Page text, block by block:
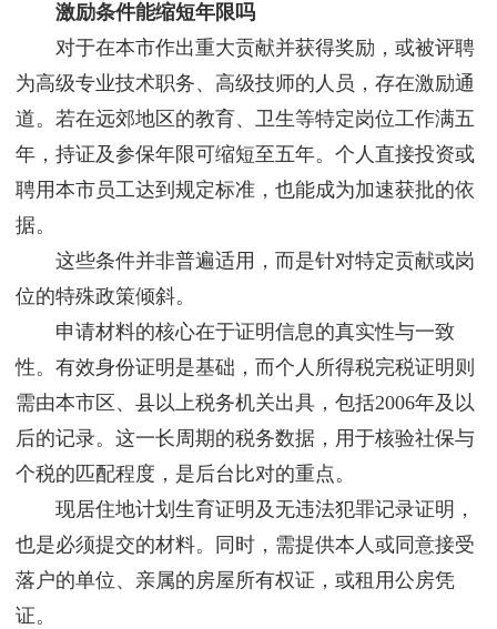
激励条件能缩短年限吗
对于在本市作出重大贡献并获得奖励，或被评聘
为高级专业技术职务、高级技师的人员，存在激励通
道。若在远郊地区的教育、卫生等特定岗位工作满五
年，持证及参保年限可缩短至五年。个人直接投资或
聘用本市员工达到规定标准，也能成为加速获批的依
据。
这些条件并非普遍适用，而是针对特定贡献或岗
位的特殊政策倾斜。
申请材料的核心在于证明信息的真实性与一致
性。有效身份证明是基础，而个人所得税完税证明则
需由本市区、县以上税务机关出具，包括2006年及以
后的记录。这一长周期的税务数据，用于核验社保与
个税的匹配程度，是后台比对的重点。
现居住地计划生育证明及无违法犯罪记录证明，
也是必须提交的材料。同时，需提供本人或同意接受
落户的单位、亲属的房屋所有权证，或租用公房凭
证。